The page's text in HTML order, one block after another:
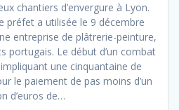
chantiers d’envergure à Lyon.
préfet a utilisée le 9 décembre
entreprise de plâtrerie-peinture,
portugais. Le début d’un combat
une cinquantaine de
le paiement de pas moins d’un
d’euros de…